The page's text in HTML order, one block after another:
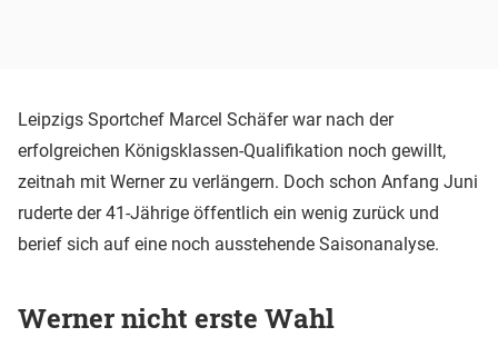
Leipzigs Sportchef Marcel Schäfer war nach der
erfolgreichen Königsklassen-Qualifikation noch gewillt,
zeitnah mit Werner zu verlängern. Doch schon Anfang Juni
ruderte der 41-Jährige öffentlich ein wenig zurück und
berief sich auf eine noch ausstehende Saisonanalyse.
Werner nicht erste Wahl